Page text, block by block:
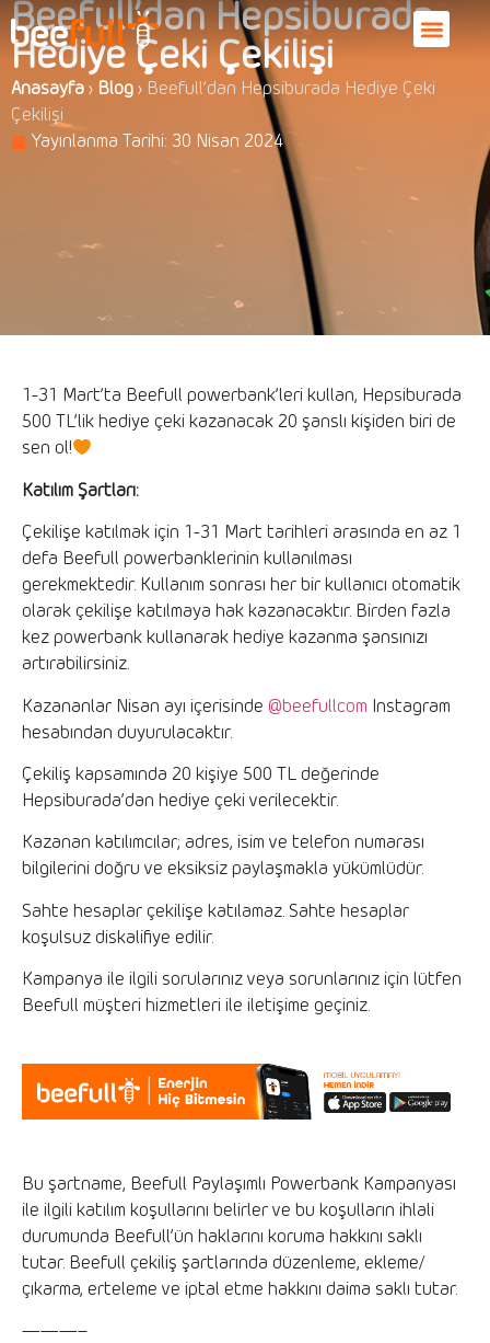
Beefull’dan Hepsiburada
Hediye Çeki Çekilişi
Anasayfa › Blog › Beefull’dan Hepsiburada Hediye Çeki
Çekilişi
Yayınlanma Tarihi: 30 Nisan 2024
1-31 Mart’ta Beefull powerbank’leri kullan, Hepsiburada
500 TL’lik hediye çeki kazanacak 20 şanslı kişiden biri de
sen ol!
Katılım Şartları:
Çekilişe katılmak için 1-31 Mart tarihleri arasında en az 1
defa Beefull powerbanklerinin kullanılması
gerekmektedir. Kullanım sonrası her bir kullanıcı otomatik
olarak çekilişe katılmaya hak kazanacaktır. Birden fazla
kez powerbank kullanarak hediye kazanma şansınızı
artırabilirsiniz.
Kazananlar Nisan ayı içerisinde @beefullcom Instagram
hesabından duyurulacaktır.
Çekiliş kapsamında 20 kişiye 500 TL değerinde
Hepsiburada’dan hediye çeki verilecektir.
Kazanan katılımcılar; adres, isim ve telefon numarası
bilgilerini doğru ve eksiksiz paylaşmakla yükümlüdür.
Sahte hesaplar çekilişe katılamaz. Sahte hesaplar
koşulsuz diskalifiye edilir.
Kampanya ile ilgili sorularınız veya sorunlarınız için lütfen
Beefull müşteri hizmetleri ile iletişime geçiniz.
Bu şartname, Beefull Paylaşımlı Powerbank Kampanyası
ile ilgili katılım koşullarını belirler ve bu koşulların ihlali
durumunda Beefull’ün haklarını koruma hakkını saklı
tutar. Beefull çekiliş şartlarında düzenleme, ekleme/
çıkarma, erteleme ve iptal etme hakkını daima saklı tutar.
———–